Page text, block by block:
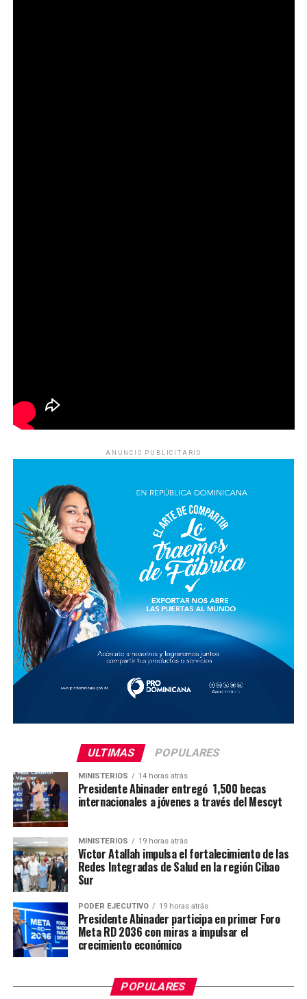
ANUNCIO PUBLICITARIO
ULTIMAS POPULARES
MINISTERIOS 14 horas atrás
Presidente Abinader entregó 1,500 becas
internacionales a jóvenes a través del Mescyt
MINISTERIOS 19 horas atrás
Víctor Atallah impulsa el fortalecimiento de las
Redes Integradas de Salud en la región Cibao
Sur
PODER EJECUTIVO 19 horas atrás
Presidente Abinader participa en primer Foro
Meta RD 2036 con miras a impulsar el
crecimiento económico
POPULARES